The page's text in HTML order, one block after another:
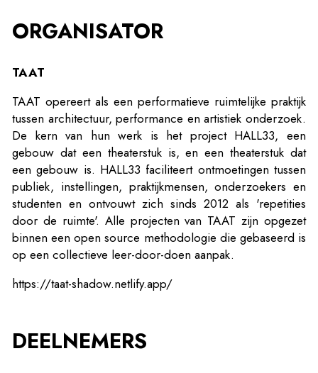
ORGANISATOR
TAAT
TAAT opereert als een performatieve ruimtelijke praktijk
tussen architectuur, performance en artistiek onderzoek.
De kern van hun werk is het project HALL33, een
gebouw dat een theaterstuk is, en een theaterstuk dat
een gebouw is. HALL33 faciliteert ontmoetingen tussen
publiek, instellingen, praktijkmensen, onderzoekers en
studenten en ontvouwt zich sinds 2012 als 'repetities
door de ruimte'. Alle projecten van TAAT zijn opgezet
binnen een open source methodologie die gebaseerd is
op een collectieve leer-door-doen aanpak.
https://taat-shadow.netlify.app/
DEELNEMERS